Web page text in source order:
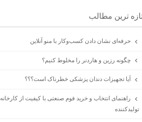
ترين مطالب
حرفه‌ای نشان دادن کسب‌وکار با منو آنلاین
چگونه رزین و هاردنر را مخلوط کنیم؟
آیا تجهیزات دندان پزشکی خطرناک است؟؟؟
راهنمای انتخاب و خرید فوم صنعتی با کیفیت از کارخانه
تولیدکننده